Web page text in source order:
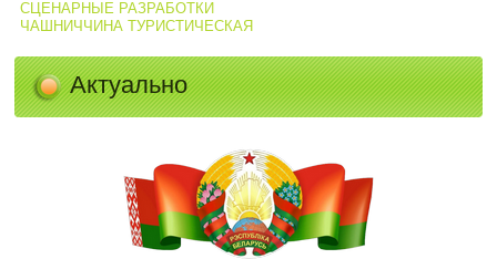
СЦЕНАРНЫЕ РАЗРАБОТКИ
ЧАШНИЧЧИНА ТУРИСТИЧЕСКАЯ
Актуально